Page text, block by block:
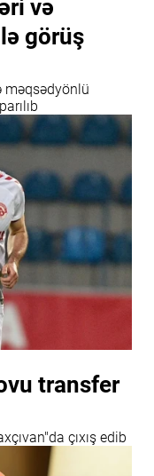
və
görüş
məqsədyönlü
transfer
çıxış edib